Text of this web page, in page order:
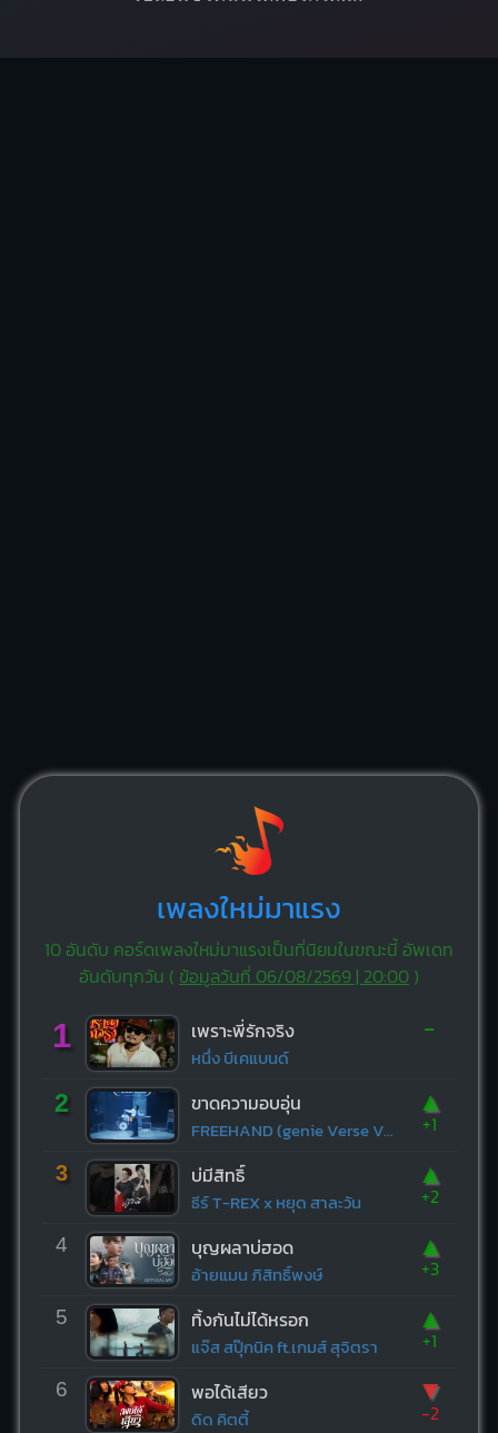
เพลงใหม่มาแรง
10 อันดับ คอร์ดเพลงใหม่มาแรงเป็นที่นิยมในขณะนี้ อัพเดท
อันดับทุกวัน ( ข้อมูลวันที่ 06/08/2569 | 20:00)
1 เพราะพี่รักจริง
หนึ่ง บีเคแบนด์
-
2 ขาดความอบอุ่น
FREEHAND (genie Verse Vol.1)
▲
+1
3 บ่มีสิทธิ์
ธีร์ T-REX x หยุด สาละวัน
▲
+2
4 บุญผลาบ่ฮอด
อ้ายแมน ภิสิทธิ์พงษ์
▲
+3
5 ทิ้งกันไม่ได้หรอก
แจ๊ส สปุ๊กนิค ft.เกมส์ สุจิตรา
▲
+1
6 พอได้เสียว
ดิด คิตตี้
▼
-2